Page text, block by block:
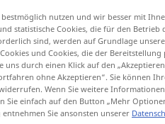
nutzen und wir besser mit
statistische Cookies, die für den Betrieb
sind, werden auf Grundlage
und Cookies, die der
durch einen Klick auf den
ohne Akzeptieren“. Sie können
Wenn Sie weitere
Sie einfach auf den Button „Mehr
Sie ansonsten unserer